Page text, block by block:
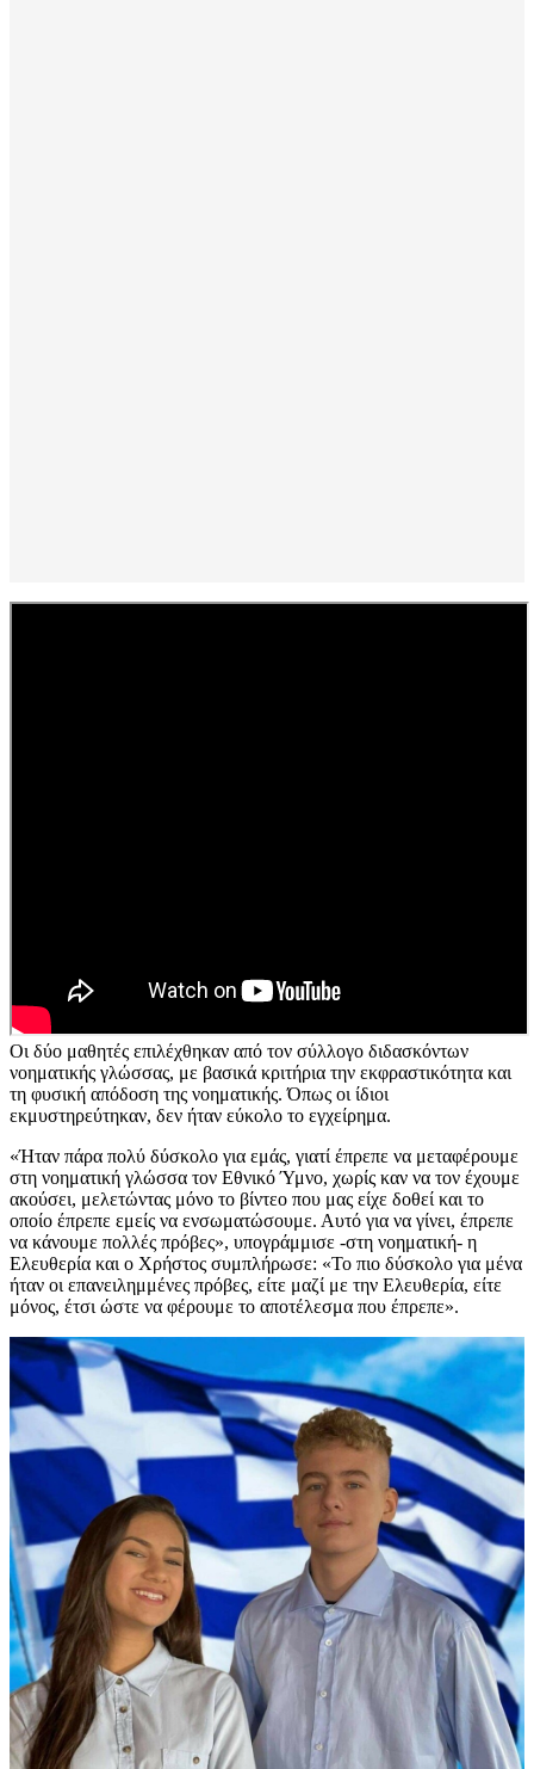
Οι δύο μαθητές επιλέχθηκαν από τον σύλλογο διδασκόντων
νοηματικής γλώσσας, με βασικά κριτήρια την εκφραστικότητα και
τη φυσική απόδοση της νοηματικής. Όπως οι ίδιοι
εκμυστηρεύτηκαν, δεν ήταν εύκολο το εγχείρημα.
«Ήταν πάρα πολύ δύσκολο για εμάς, γιατί έπρεπε να μεταφέρουμε
στη νοηματική γλώσσα τον Εθνικό Ύμνο, χωρίς καν να τον έχουμε
ακούσει, μελετώντας μόνο το βίντεο που μας είχε δοθεί και το
οποίο έπρεπε εμείς να ενσωματώσουμε. Αυτό για να γίνει, έπρεπε
να κάνουμε πολλές πρόβες», υπογράμμισε -στη νοηματική- η
Ελευθερία και ο Χρήστος συμπλήρωσε: «Το πιο δύσκολο για μένα
ήταν οι επανειλημμένες πρόβες, είτε μαζί με την Ελευθερία, είτε
μόνος, έτσι ώστε να φέρουμε το αποτέλεσμα που έπρεπε».